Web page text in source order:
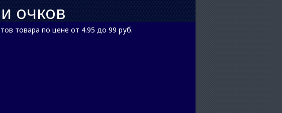
очков
товара по цене от 4.95 до 99 руб.